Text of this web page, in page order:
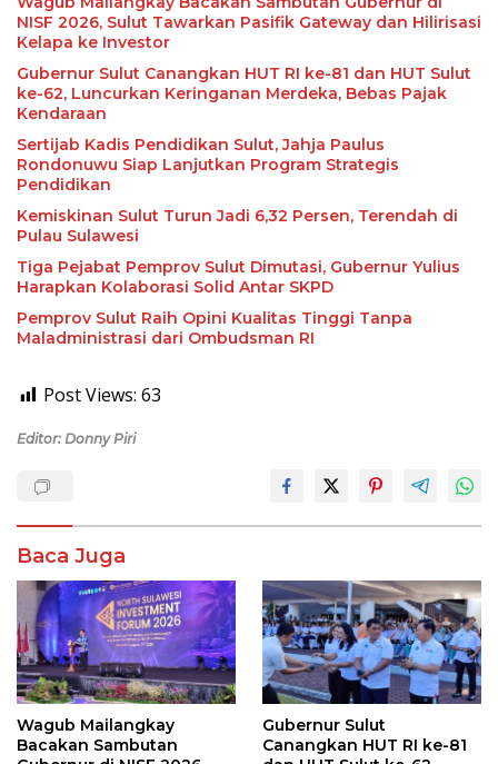
NISF 2026, Sulut Tawarkan Pasifik Gateway dan Hilirisasi
Kelapa ke Investor
Gubernur Sulut Canangkan HUT RI ke-81 dan HUT Sulut
ke-62, Luncurkan Keringanan Merdeka, Bebas Pajak
Kendaraan
Sertijab Kadis Pendidikan Sulut, Jahja Paulus
Rondonuwu Siap Lanjutkan Program Strategis
Pendidikan
Kemiskinan Sulut Turun Jadi 6,32 Persen, Terendah di
Pulau Sulawesi
Tiga Pejabat Pemprov Sulut Dimutasi, Gubernur Yulius
Harapkan Kolaborasi Solid Antar SKPD
Pemprov Sulut Raih Opini Kualitas Tinggi Tanpa
Maladministrasi dari Ombudsman RI
Post Views: 63
Editor: Donny Piri
Baca Juga
Wagub Mailangkay
Bacakan Sambutan
Gubernur Sulut
Canangkan HUT RI ke-81